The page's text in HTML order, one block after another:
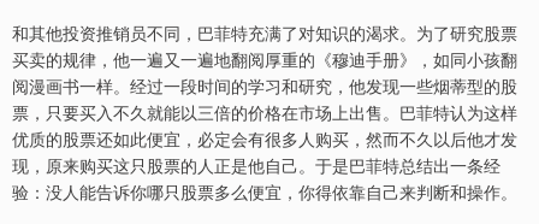
和其他投资推销员不同，巴菲特充满了对知识的渴求。为了研究股票
买卖的规律，他一遍又一遍地翻阅厚重的《穆迪手册》，如同小孩翻
阅漫画书一样。经过一段时间的学习和研究，他发现一些烟蒂型的股
票，只要买入不久就能以三倍的价格在市场上出售。巴菲特认为这样
优质的股票还如此便宜，必定会有很多人购买，然而不久以后他才发
现，原来购买这只股票的人正是他自己。于是巴菲特总结出一条经
验：没人能告诉你哪只股票多么便宜，你得依靠自己来判断和操作。